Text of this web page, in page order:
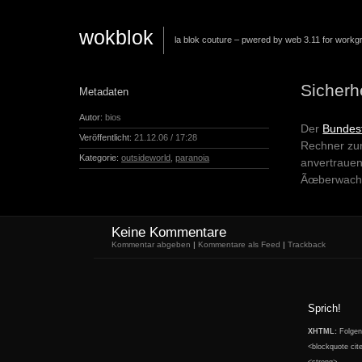
wokblok la blok couture – pwered by web 3.11 for
Der
Rechner
Metadaten
Autor: bios
Veröffentlicht: 21.12.06 / 17:28
Kategorie: outsideworld,paranoia
Keine Kommentare
Kommentar abgeben | Kommentare als Feed | Trackback
Sprich!
XHTML:
<blockquote